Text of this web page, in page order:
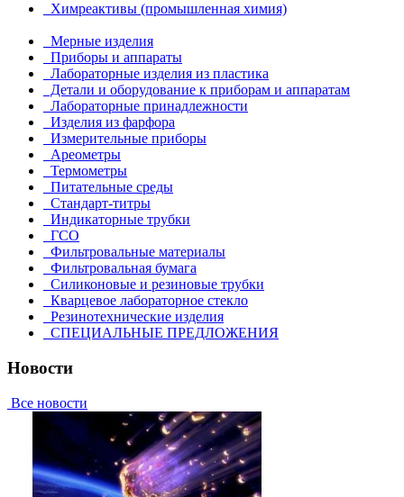
Химреактивы (промышленная химия)
Мерные изделия
Приборы и аппараты
Лабораторные изделия из пластика
Детали и оборудование к приборам и аппаратам
Лабораторные принадлежности
Изделия из фарфора
Измерительные приборы
Ареометры
Термометры
Питательные среды
Стандарт-титры
Индикаторные трубки
ГСО
Фильтровальные материалы
Фильтровальная бумага
Силиконовые и резиновые трубки
Кварцевое лабораторное стекло
Резинотехнические изделия
СПЕЦИАЛЬНЫЕ ПРЕДЛОЖЕНИЯ
Новости
Все новости